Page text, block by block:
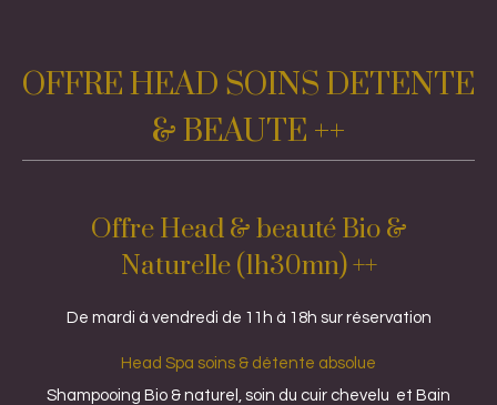
OFFRE HEAD SOINS DETENTE
& BEAUTE ++
Offre Head & beauté Bio &
Naturelle (1h30mn) ++
De mardi à vendredi de 11h à 18h sur réservation
Head Spa soins & détente absolue
Shampooing Bio & naturel, soin du cuir chevelu et Bain